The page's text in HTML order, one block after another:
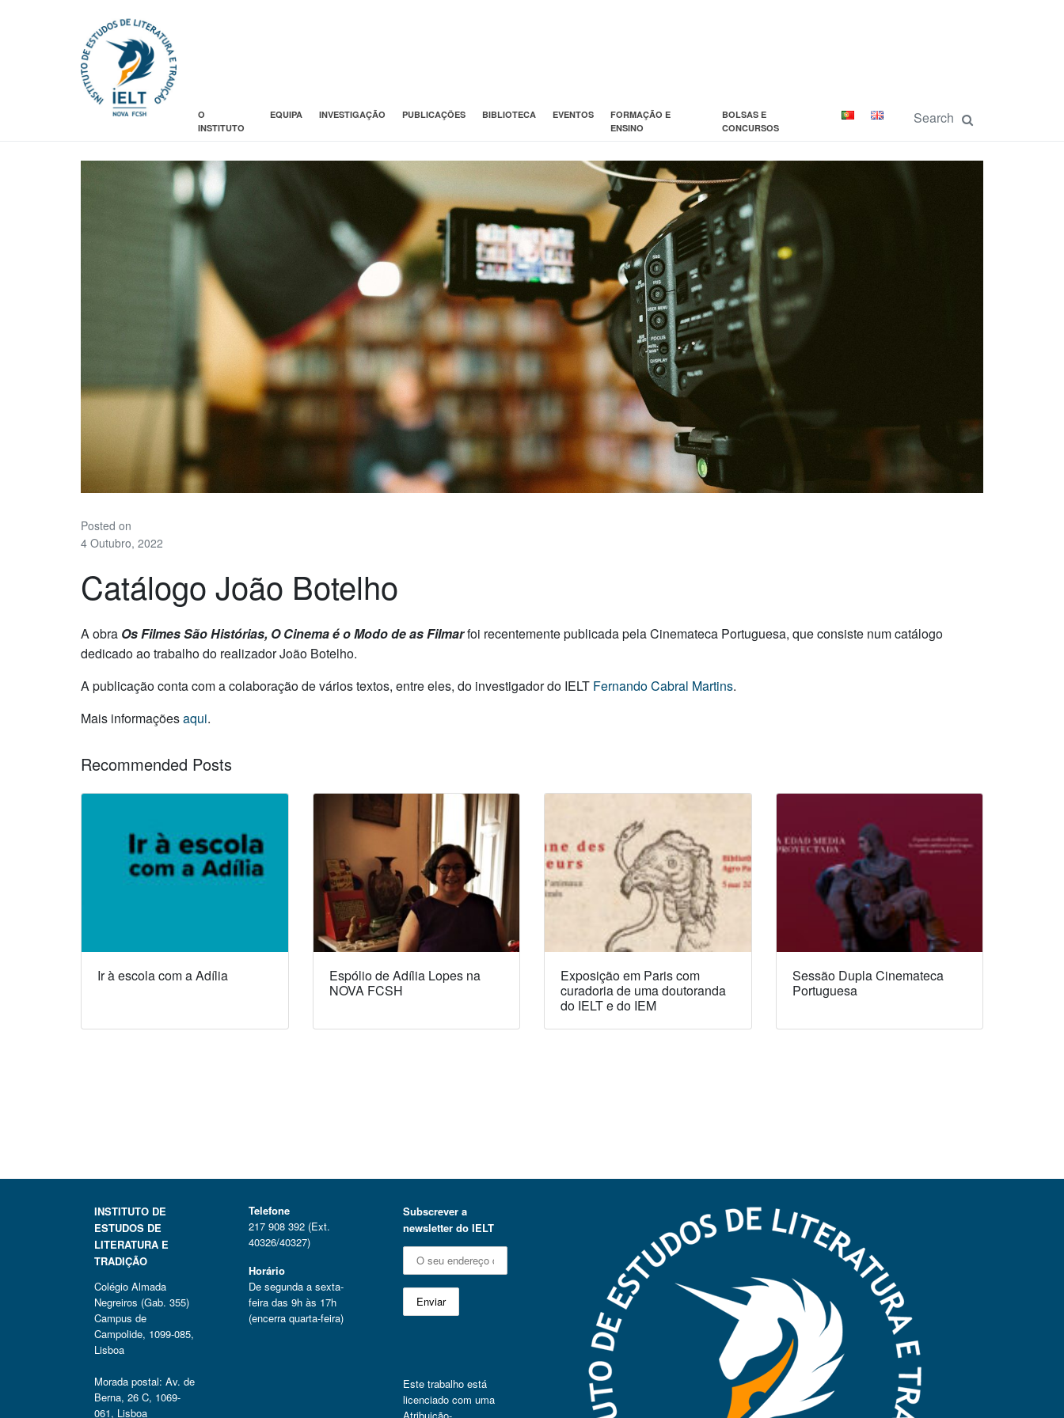
O
INSTITUTO
EQUIPA INVESTIGAÇÃO PUBLICAÇÕES BIBLIOTECA EVENTOS
FORMAÇÃO E
ENSINO
BOLSAS E
CONCURSOS
Posted on
4 Outubro, 2022
Catálogo João Botelho
A obra Os Filmes São Histórias, O Cinema é o Modo de as Filmarfoi recentemente publicada pela Cinemateca Portuguesa, que consiste num catálogo
dedicado ao trabalho do realizador João Botelho.
A publicação conta com a colaboração de vários textos, entre eles, do investigador do IELT Fernando Cabral Martins.
Mais informaçõesaqui.
Recommended Posts
Ir à escola com a Adília
Espólio de Adília Lopes na
NOVA FCSH
Exposição em Paris com
curadoria de uma doutoranda
do IELT e do IEM
Sessão Dupla Cinemateca
Portuguesa
INSTITUTO DE
ESTUDOS DE
LITERATURA E
TRADIÇÃO
Colégio Almada
Negreiros (Gab. 355)
Campus de
Campolide, 1099-085,
Lisboa
Morada postal: Av. de
Berna, 26 C, 1069-
061, Lisboa
Telefone
217 908 392 (Ext.
40326/40327)
Horário
De segunda a sexta-
feira das 9h às 17h
(encerra quarta-feira)
Subscrever a
newsletter do IELT
Este trabalho está
licenciado com uma